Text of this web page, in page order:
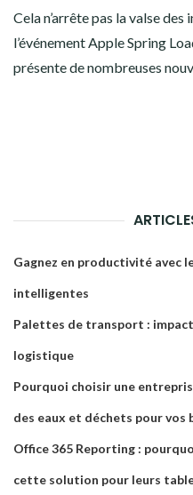
Cela n’arrête pas la valse
l’événement Apple Spring
présente de nombreuses
Gagnez en productivité avec
intelligentes
Palettes de transport :
logistique
Pourquoi choisir une
des eaux et déchets pour vos
Office 365 Reporting :
cette solution pour leurs